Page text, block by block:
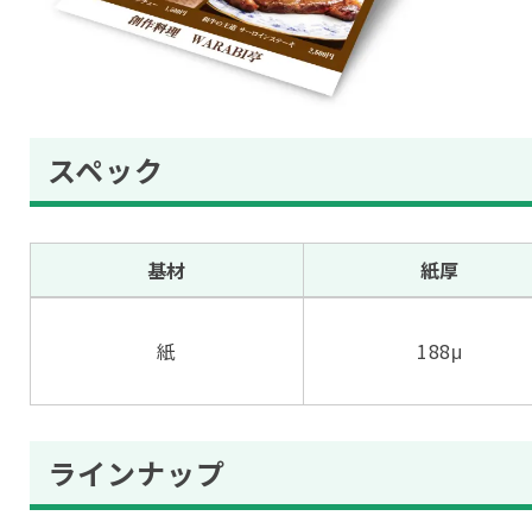
スペック
基材 紙厚
紙 188μ
ラインナップ